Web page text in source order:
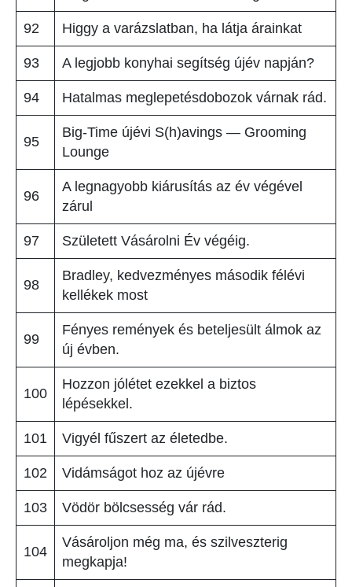
92 Higgy a varázslatban, ha látja árainkat
93 A legjobb konyhai segítség újév napján?
94 Hatalmas meglepetésdobozok várnak rád.
95
Big-Time újévi S(h)avings — Grooming
Lounge
96
A legnagyobb kiárusítás az év végével
zárul
97 Született Vásárolni Év végéig.
98
Bradley, kedvezményes második félévi
kellékek most
99
Fényes remények és beteljesült álmok az
új évben.
100
Hozzon jólétet ezekkel a biztos
lépésekkel.
101 Vigyél fűszert az életedbe.
102 Vidámságot hoz az újévre
103 Vödör bölcsesség vár rád.
104
Vásároljon még ma, és szilveszterig
megkapja!